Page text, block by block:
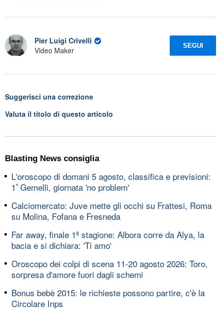
Pier Luigi Crivelli
Video Maker
SEGUI
Suggerisci una correzione
Valuta il titolo di questo articolo
Blasting News consiglia
L'oroscopo di domani 5 agosto, classifica e previsioni:
1ﾟGemelli, giornata 'no problem'
Calciomercato: Juve mette gli occhi su Frattesi, Roma
su Molina, Fofana e Fresneda
Far away, finale 1ª stagione: Albora corre da Alya, la
bacia e si dichiara: 'Ti amo'
Oroscopo dei colpi di scena 11-20 agosto 2026: Toro,
sorpresa d'amore fuori dagli schemi
Bonus bebè 2015: le richieste possono partire, c'è la
Circolare Inps